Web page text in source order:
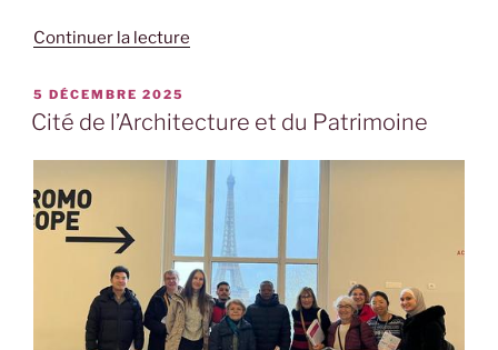
Continuer la lecture
de
Marine »
PUBLIÉ
LE
5 DÉCEMBRE 2025
Cité de l’Architecture et du Patrimoine